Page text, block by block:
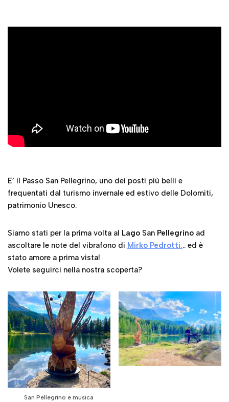
E’ il Passo San Pellegrino, uno dei posti più belli e
frequentati dal turismo invernale ed estivo delle Dolomiti,
patrimonio Unesco.
Siamo stati per la prima volta al Lago San Pellegrino ad
ascoltare le note del vibrafono di Mirko Pedrotti... ed è
stato amore a prima vista!
Volete seguirci nella nostra scoperta?
San Pellegrino e musica